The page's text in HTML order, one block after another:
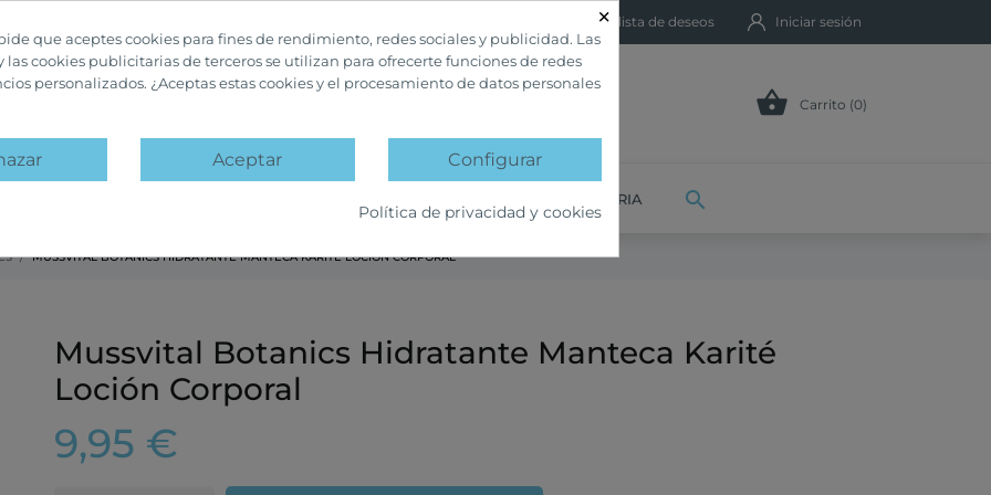
Mi lista de deseos Iniciar sesión
 Carrito (0)
VETERINARIA 
MUSSVITAL BOTANICS HIDRATANTE MANTECA KARITÉ LOCIÓN CORPORAL
Mussvital Botanics Hidratante Manteca Karité
Loción Corporal
9,95 €
×
que aceptes cookies para fines de rendimiento, redes sociales y publicidad. Las
las cookies publicitarias de terceros se utilizan para ofrecerte funciones de redes
personalizados. ¿Aceptas estas cookies y el procesamiento de datos personales
Aceptar Configurar
Política de privacidad y cookies